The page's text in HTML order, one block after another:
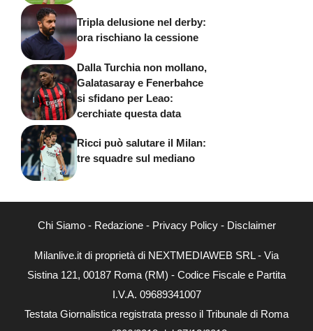
Tripla delusione nel derby:
ora rischiano la cessione
Dalla Turchia non mollano,
Galatasaray e Fenerbahce
si sfidano per Leao:
cerchiate questa data
Ricci può salutare il Milan:
tre squadre sul mediano
Chi Siamo- Redazione- Privacy Policy- Disclaimer
Milanlive.it di proprietà di NEXTMEDIAWEB SRL - Via
Sistina 121, 00187 Roma (RM) - Codice Fiscale e Partita
I.V.A. 09689341007
Testata Giornalistica registrata presso il Tribunale di Roma